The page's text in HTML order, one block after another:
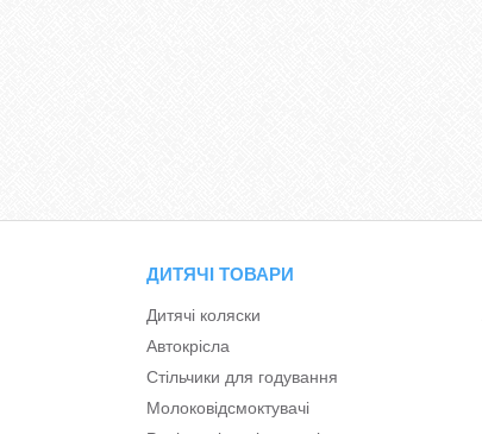
ДИТЯЧІ ТОВАРИ
Дитячі коляски
Автокрісла
Стільчики для годування
Молоковідсмоктувачі